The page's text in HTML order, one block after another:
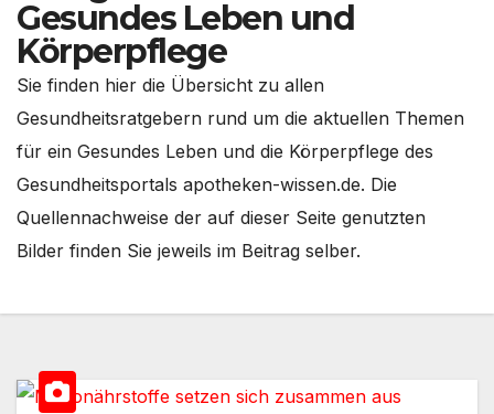
Gesundes Leben und
Körperpflege
Sie finden hier die Übersicht zu allen
Gesundheitsratgebern rund um die aktuellen Themen
für ein Gesundes Leben und die Körperpflege des
Gesundheitsportals apotheken-wissen.de. Die
Quellennachweise der auf dieser Seite genutzten
Bilder finden Sie jeweils im Beitrag selber.